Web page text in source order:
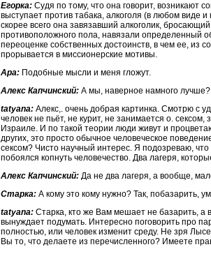
Егорка: Судя по тому, что она говорит, возникают
выступает против табака, алкоголя (в любом виде
скорее всего она завязавший алкоголик,
противоположного пола, навязали определенный
переоценке собственных достоинств, в чем ее, из
прорывается в миссионерские мотивы.
Ара: Подобные мысли и меня гложут.
Алекс Капчинский: А мы, наверное намного лучше?
tatyana: Алекс,. очень добрая картинка. Смотрю с
человек не пьёт, не курит, не занимается о.
Израиле. И по такой теории люди живут и
других, это просто обычное человеческое
сексом? Чисто научный интерес. Я подозреваю,
побоялся копнуть человечество. Два лагеря,
Алекс Капчинский: Да не два лагеря, а вообще,
Старка: А кому это кому нужно? Так, побазарить,
tatyana: Старка, кто же Вам мешает не базарить, а
вынуждает подумать. Интересно поговорить про
полностью, или человек изменит среду. Не зря
Вы то, что делаете из перечисленного? Имеете